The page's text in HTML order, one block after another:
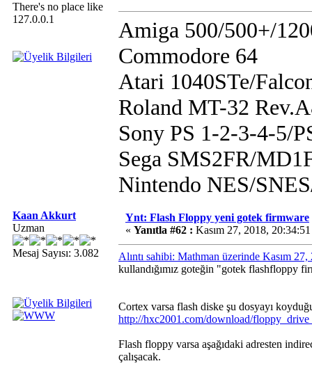
There's no place like
127.0.0.1
Amiga 500/500+/
Commodore 64
Atari 1040STe/
Roland MT-32
Sony PS 1-2-3-4-5/
Sega SMS2FR/
Nintendo NES/
Kaan Akkurt
Uzman
Mesaj Sayısı: 3.082
Ynt: Flash Floppy yeni gotek firmware
« Yanıtla #62 : Kasım 27, 2018,
Alıntı sahibi: Mathman üzerinde Kasım
kullandığımız goteğin "gotek flashfloppy
Cortex varsa flash diske şu dosyayı
http://hxc2001.com/download/
Flash floppy varsa aşağıdaki adresten
çalışacak.